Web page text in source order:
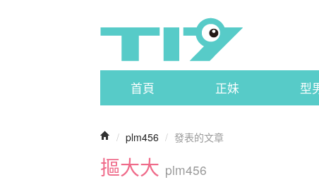
首頁 正妹 型
/ plm456 / 發表的文章
摳大大 plm456